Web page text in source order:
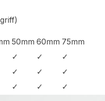
50mm 60mm 75mm
✓ ✓
✓
✓ ✓
✓
✓ ✓ ✓